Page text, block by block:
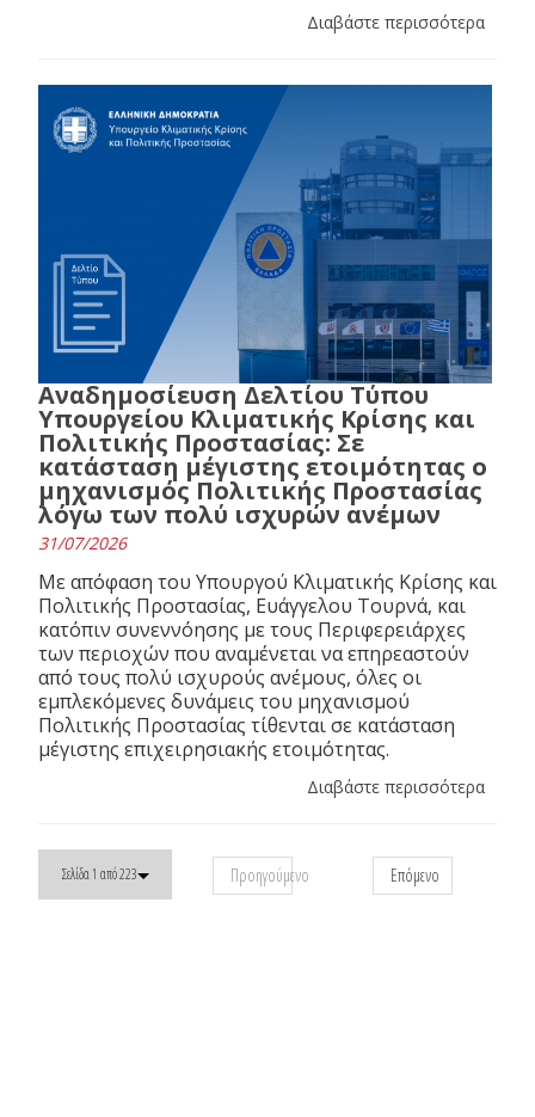
Διαβάστε περισσότερα
Αναδημοσίευση Δελτίου Τύπου
Υπουργείου Κλιματικής Κρίσης και
Πολιτικής Προστασίας: Σε
κατάσταση μέγιστης ετοιμότητας ο
μηχανισμός Πολιτικής Προστασίας
λόγω των πολύ ισχυρών ανέμων
31/07/2026
Με απόφαση του Υπουργού Κλιματικής Κρίσης και
Πολιτικής Προστασίας, Ευάγγελου Τουρνά, και
κατόπιν συνεννόησης με τους Περιφερειάρχες
των περιοχών που αναμένεται να επηρεαστούν
από τους πολύ ισχυρούς ανέμους, όλες οι
εμπλεκόμενες δυνάμεις του μηχανισμού
Πολιτικής Προστασίας τίθενται σε κατάσταση
μέγιστης επιχειρησιακής ετοιμότητας.
Διαβάστε περισσότερα
Σελίδα 1 από 223 Προηγούμενο Επόμενο